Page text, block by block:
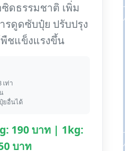
ดธรรมชาติ เพิ่ม
รดูดซับปุ๋ย ปรับปรุง
ชแข็งแรงขึ้น
เท่า
ยอื่นได้
190 บาท | 1kg:
บาท